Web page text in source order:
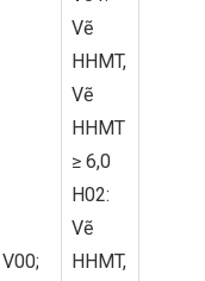
V00;
Vẽ
HHMT,
Vẽ
HHMT
≥ 6,0
H02:
Vẽ
HHMT,